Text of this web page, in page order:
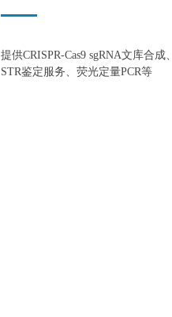
提供CRISPR-Cas9 sgRNA文库合成、
STR鉴定服务、荧光定量PCR等